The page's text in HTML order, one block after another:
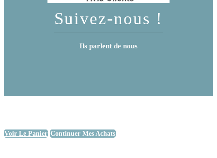
Suivez-nous !
Ils parlent de nous
Voir Le Panier Continuer Mes Achats